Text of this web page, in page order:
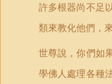
許多根器尚不足
類來教化他們，
世尊說，你們如
學佛人處理各種